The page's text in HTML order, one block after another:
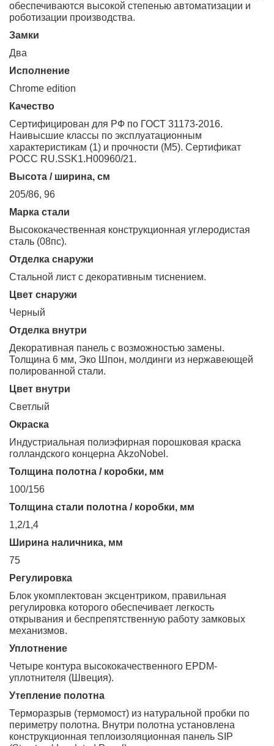
обеспечиваются высокой степенью автоматизации и
роботизации производства.
Замки
два
Исполнение
chrome edition
Качество
Сертифицирован для РФ по ГОСТ 31173-2016.
Наивысшие классы по эксплуатационным
характеристикам (1) и прочности (М5). Сертификат
POCC RU.SSK1.H00960/21.
Высота / ширина, см
205/86, 96
Марка стали
Высококачественная конструкционная углеродистая
сталь (08пс).
Отделка снаружи
Стальной лист с декоративным тиснением.
Цвет снаружи
черный
Отделка внутри
Декоративная панель с возможностью замены.
Толщина 6 мм, Эко Шпон, молдинги из нержавеющей
полированной стали.
Цвет внутри
светлый
Окраска
Индустриальная полиэфирная порошковая краска
голландского концерна AkzoNobel.
Толщина полотна / коробки, мм
100/156
Толщина стали полотна / коробки, мм
1,2/1,4
Ширина наличника, мм
75
Регулировка
Блок укомплектован эксцентриком, правильная
регулировка которого обеспечивает легкость
открывания и беспрепятственную работу замковых
механизмов.
Уплотнение
Четыре контура высококачественного EPDM-
уплотнителя (Швеция).
Утепление полотна
Терморазрыв (термомост) из натуральной пробки по
периметру полотна. Внутри полотна установлена
конструкционная теплоизоляционная панель SIP